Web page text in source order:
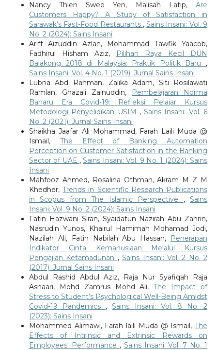
Nancy Thien Swee Yen, Malisah Latip,Are
Customers Happy? A Study of Satisfaction in
Sarawak’s Fast-Food Restaurants ,Sains Insani: Vol. 9
No. 2 (2024): Sains Insani
Ariff Aizuddin Azlan, Mohammad Tawfik Yaacob,
Fadhirul Hisham Aziz,
Pilihan Raya Kecil DUN
Balakong 2018 di Malaysia: Praktik Politik Baru ,
Sains Insani: Vol. 4 No. 1 (2019): Jurnal Sains Insani
Lubna Abd Rahman, Zalika Adam, Siti Rosilawati
Ramlan, Ghazali Zainuddin,
Pembelajaran Norma
Baharu Era Covid-19: Refleksi Pelajar Kursus
Metodologi Penyelidikan USIM ,Sains Insani: Vol. 6
No. 2 (2021): Jurnal Sains Insani
Shaikha Jaafar Ali Mohammad, Farah Laili Muda @
Ismail, The Effect of Banking Automation
Perception on Customer Satisfaction in the Banking
Sector of UAE ,Sains Insani: Vol. 9 No. 1 (2024): Sains
Insani
Mahfooz Ahmed, Rosalina Othman, Akram M Z M
Khedher,Trends in Scientific Research Publications
in Scopus from The Islamic Perspective ,Sains
Insani: Vol. 9 No. 2 (2024): Sains Insani
Fatin Hazwani Siran, Syaidatun Nazirah Abu Zahrin,
Nasrudin Yunos, Khairul Hamimah Mohamad Jodi,
Nazilah Ali, Fatin Nabilah Abu Hassan,
Penerapan
Indikator Cinta Kemanusiaan Melalui Kursus
Pengajian Ketamadunan ,Sains Insani: Vol. 2 No. 2
(2017): Jurnal Sains Insani
Abdul Rashid Abdul Aziz, Raja Nur Syafiqah Raja
Ashaari, Mohd Zamrus Mohd Ali,The Impact of
Stress to Student’s Psychological Well-Being Amidst
Covid-19 Pandemics ,Sains Insani: Vol. 8 No. 2
(2023): Sains Insani
Mohammed Alimawi, Farah laili Muda @ Ismail,The
Effects of Intrinsic and Extrinsic Rewards on
Employees' Performance , Sains Insani: Vol. 7 No. 1